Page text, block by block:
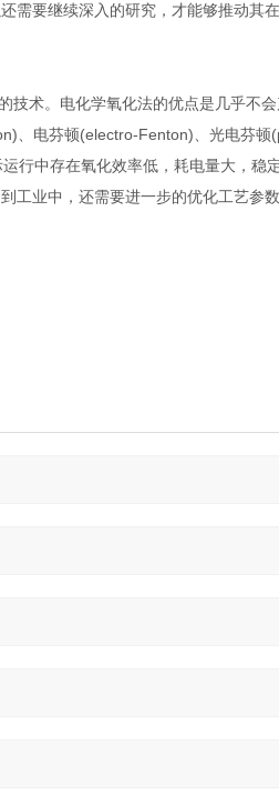
需要继续深入的研究，才能够推动其
技术。电化学氧化法的优点是几乎不
、电芬顿(electro-Fenton)、光电芬
行中存在氧化效率低，耗电量大，稳
工业中，还需要进一步的优化工艺参